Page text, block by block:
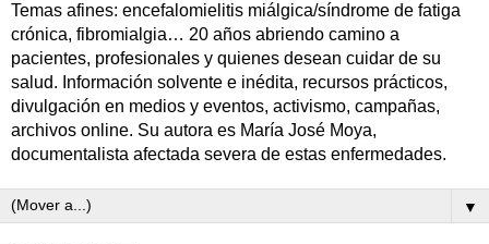
Temas afines: encefalomielitis miálgica/síndrome de fatiga
crónica, fibromialgia… 20 años abriendo camino a
pacientes, profesionales y quienes desean cuidar de su
salud. Información solvente e inédita, recursos prácticos,
divulgación en medios y eventos, activismo, campañas,
archivos online. Su autora es María José Moya,
documentalista afectada severa de estas enfermedades.
▼